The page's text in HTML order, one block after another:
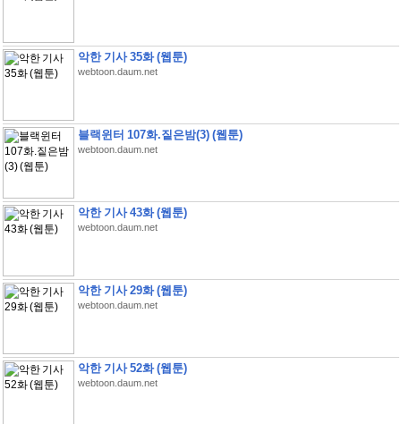
악한 기사 35화 (웹툰)
webtoon.daum.net
블랙윈터 107화.짙은밤(3) (웹툰)
webtoon.daum.net
악한 기사 43화 (웹툰)
webtoon.daum.net
악한 기사 29화 (웹툰)
webtoon.daum.net
악한 기사 52화 (웹툰)
webtoon.daum.net